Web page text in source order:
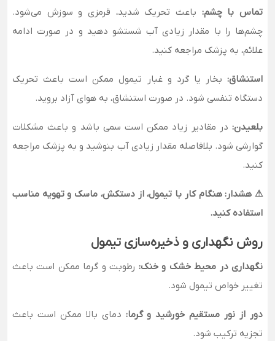
تماس با چشم: باعث تحریک شدید، قرمزی و سوزش می‌شود.
چشم‌ها را با مقدار زیادی آب شستشو دهید و در صورت ادامه
علائم، به پزشک مراجعه کنید.
استنشاق: بخار یا گرد و غبار تیمول ممکن است باعث تحریک
دستگاه تنفسی شود. در صورت استنشاق، به هوای آزاد بروید.
بلعیدن: در مقادیر زیاد ممکن است سمی باشد و باعث مشکلات
گوارشی شود. بلافاصله مقدار زیادی آب بنوشید و به پزشک مراجعه
کنید.
⚠ هشدار: هنگام کار با تیمول، از دستکش، ماسک و تهویه مناسب
استفاده کنید.
روش نگهداری و ذخیره‌سازی تیمول
نگهداری در محیط خشک و خنک: رطوبت و گرما ممکن است باعث
تغییر خواص تیمول شود.
دور از نور مستقیم خورشید و گرما: دمای بالا ممکن است باعث
تجزیه ترکیب شود.